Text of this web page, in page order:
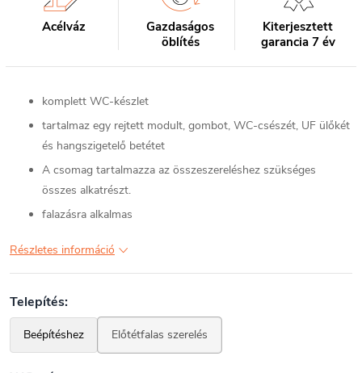
Acélváz
Gazdaságos
öblítés
Kiterjesztett
garancia 7 év
komplett WC-készlet
tartalmaz egy rejtett modult, gombot, WC-csészét, UF ülőkét
és hangszigetelő betétet
A csomag tartalmazza az összeszereléshez szükséges
összes alkatrészt.
falazásra alkalmas
Részletes információ